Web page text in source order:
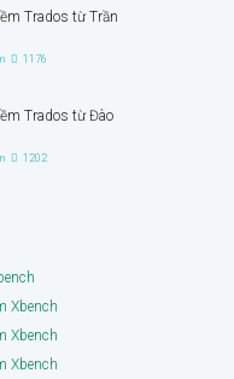
Trados từ Trần
1176
Trados từ Đào
1202
Xbench
Xbench
Xbench